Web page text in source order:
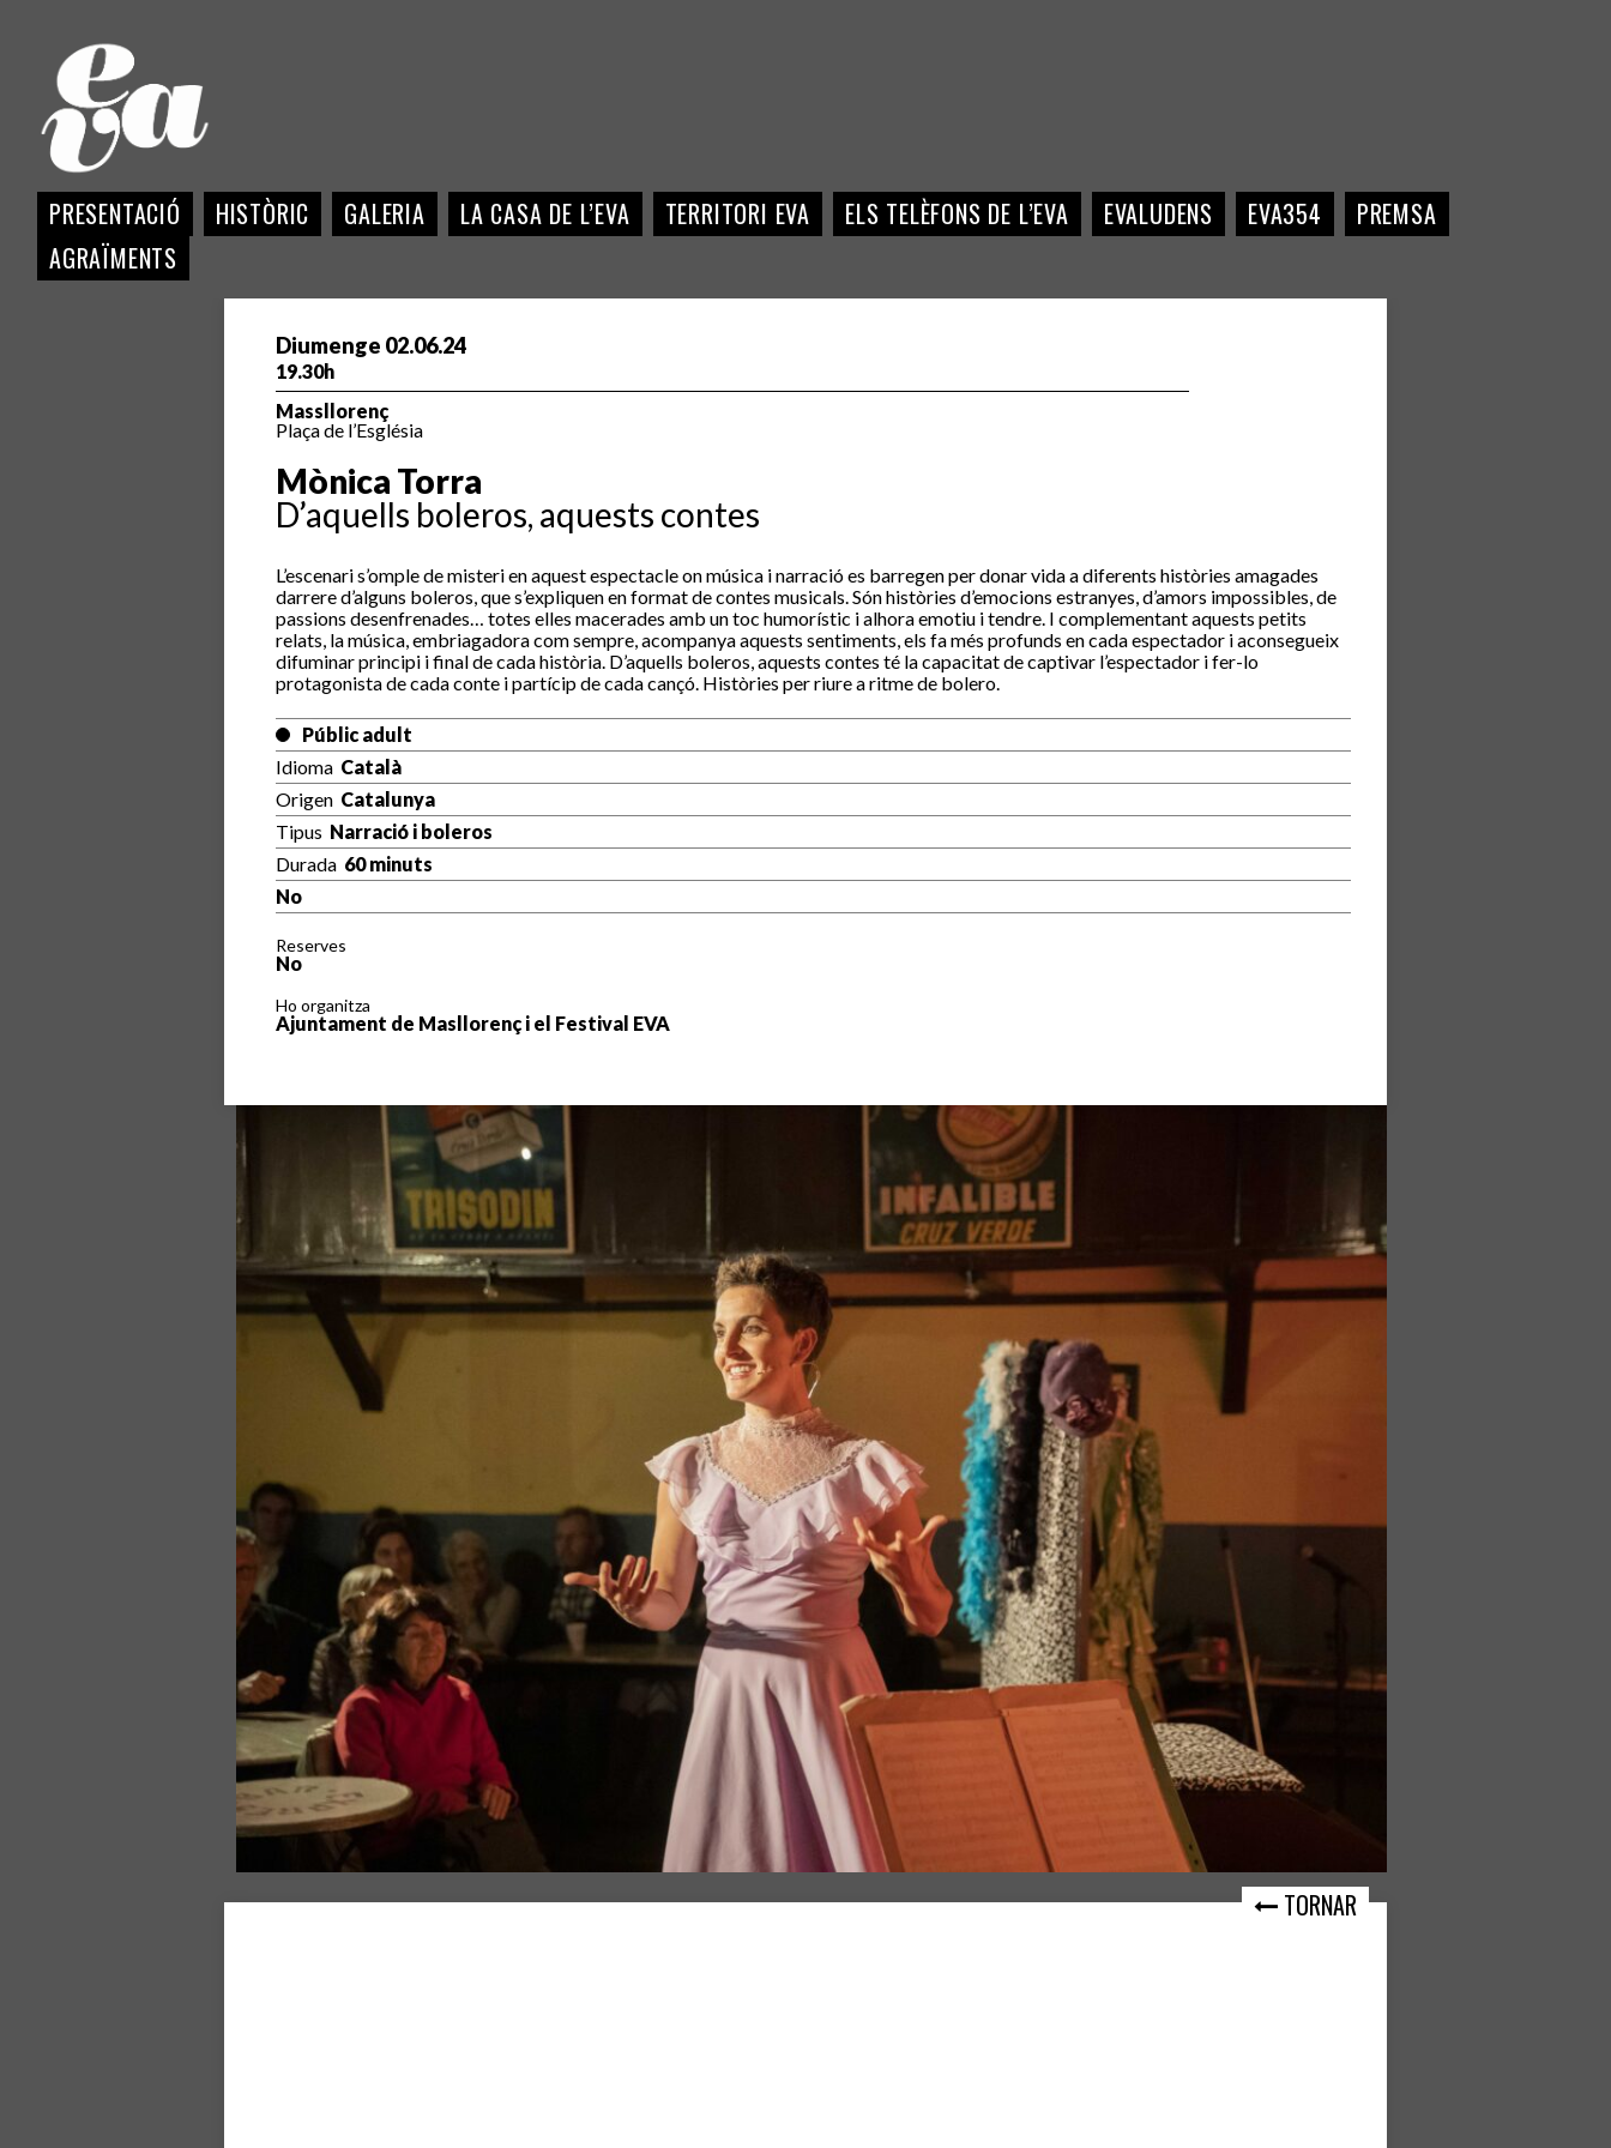
PRESENTACIÓ HISTÒRIC GALERIA LA CASA DE L’EVA TERRITORI EVA ELS TELÈFONS DE L’EVA EVALUDENS EVA354
PREMSA
AGRAÏMENTS
Diumenge 02.06.24
19.30h
Massllorenç
Plaça de l’Església
Mònica Torra
D’aquells boleros, aquests contes
L’escenari s’omple de misteri en aquest espectacle on música i narració es barregen per donar vida a diferents històries amagades
darrere d’alguns boleros, que s’expliquen en format de contes musicals. Són històries d’emocions estranyes, d’amors impossibles, de
passions desenfrenades… totes elles macerades amb un toc humorístic i alhora emotiu i tendre. I complementant aquests petits
relats, la música, embriagadora com sempre, acompanya aquests sentiments, els fa més profunds en cada espectador i aconsegueix
difuminar principi i final de cada història. D’aquells boleros, aquests contes té la capacitat de captivar l’espectador i fer-lo
protagonista de cada conte i partícip de cada cançó. Històries per riure a ritme de bolero.
Públic adult
Idioma Català
Origen Catalunya
Tipus Narració i boleros
Durada 60 minuts
No
Reserves
No
Ho organitza
Ajuntament de Masllorenç i el Festival EVA
TORNAR